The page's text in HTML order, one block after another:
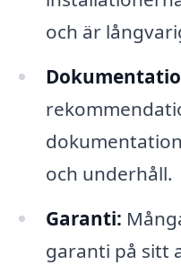
och är
och underhåll.
Garanti:
garanti på sitt